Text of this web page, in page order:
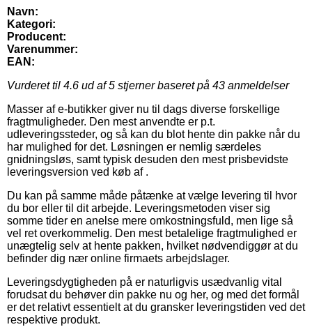
Navn:
Kategori:
Producent:
Varenummer:
EAN:
Vurderet til 4.6 ud af 5 stjerner baseret på 43 anmeldelser
Masser af e-butikker giver nu til dags diverse forskellige
fragtmuligheder. Den mest anvendte er p.t.
udleveringssteder, og så kan du blot hente din pakke når du
har mulighed for det. Løsningen er nemlig særdeles
gnidningsløs, samt typisk desuden den mest prisbevidste
leveringsversion ved køb af .
Du kan på samme måde påtænke at vælge levering til hvor
du bor eller til dit arbejde. Leveringsmetoden viser sig
somme tider en anelse mere omkostningsfuld, men lige så
vel ret overkommelig. Den mest betalelige fragtmulighed er
unægtelig selv at hente pakken, hvilket nødvendiggør at du
befinder dig nær online firmaets arbejdslager.
Leveringsdygtigheden på er naturligvis usædvanlig vital
forudsat du behøver din pakke nu og her, og med det formål
er det relativt essentielt at du gransker leveringstiden ved det
respektive produkt.